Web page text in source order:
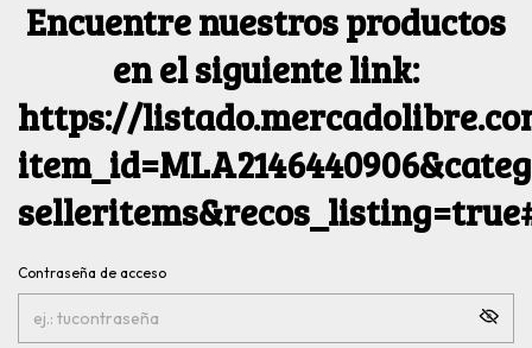
Encuentre nuestros productos
en el siguiente link:
https://
Contraseña de acceso